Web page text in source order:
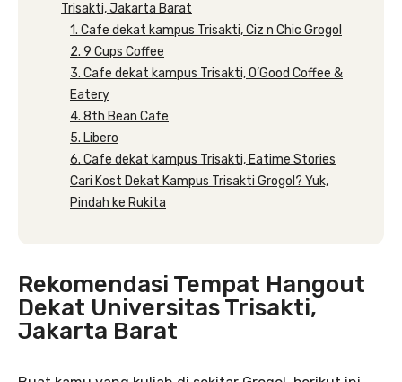
Trisakti, Jakarta Barat
1. Cafe dekat kampus Trisakti, Ciz n Chic Grogol
2. 9 Cups Coffee
3. Cafe dekat kampus Trisakti, O’Good Coffee &
Eatery
4. 8th Bean Cafe
5. Libero
6. Cafe dekat kampus Trisakti, Eatime Stories
Cari Kost Dekat Kampus Trisakti Grogol? Yuk,
Pindah ke Rukita
Rekomendasi Tempat Hangout
Dekat Universitas Trisakti,
Jakarta Barat